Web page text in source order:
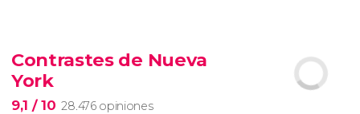
Arena de gladiadores
visita del
Coliseo Romano
el Foro y el
Contrastes de Nueva
York
9,1 / 10 28.476 opiniones